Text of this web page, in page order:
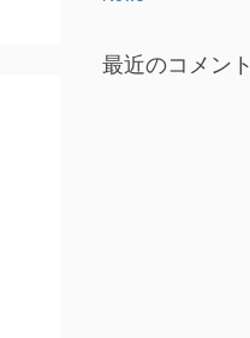
最近のコメント